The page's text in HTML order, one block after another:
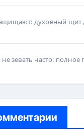
духовный щит
зевать часто: полное